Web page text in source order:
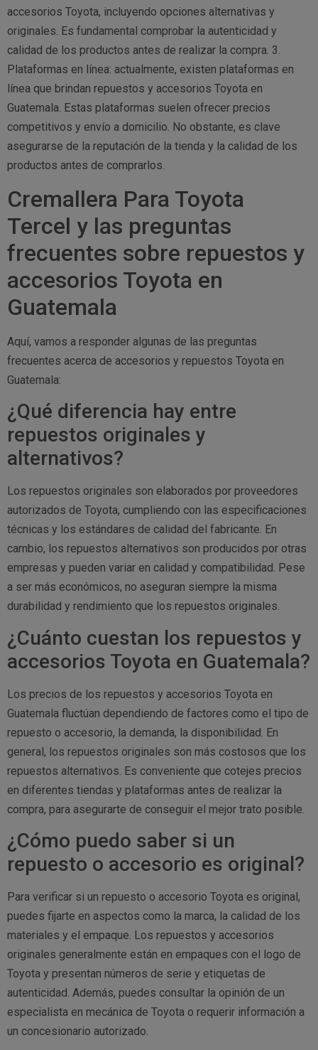
accesorios Toyota, incluyendo opciones alternativas y
originales. Es fundamental comprobar la autenticidad y
calidad de los productos antes de realizar la compra. 3.
Plataformas en línea: actualmente, existen plataformas en
línea que brindan repuestos y accesorios Toyota en
Guatemala. Estas plataformas suelen ofrecer precios
competitivos y envío a domicilio. No obstante, es clave
asegurarse de la reputación de la tienda y la calidad de los
productos antes de comprarlos.
Cremallera Para Toyota
Tercel y las preguntas
frecuentes sobre repuestos y
accesorios Toyota en
Guatemala
Aquí, vamos a responder algunas de las preguntas
frecuentes acerca de accesorios y repuestos Toyota en
Guatemala:
¿Qué diferencia hay entre
repuestos originales y
alternativos?
Los repuestos originales son elaborados por proveedores
autorizados de Toyota, cumpliendo con las especificaciones
técnicas y los estándares de calidad del fabricante. En
cambio, los repuestos alternativos son producidos por otras
empresas y pueden variar en calidad y compatibilidad. Pese
a ser más económicos, no aseguran siempre la misma
durabilidad y rendimiento que los repuestos originales.
¿Cuánto cuestan los repuestos y
accesorios Toyota en Guatemala?
Los precios de los repuestos y accesorios Toyota en
Guatemala fluctúan dependiendo de factores como el tipo de
repuesto o accesorio, la demanda, la disponibilidad. En
general, los repuestos originales son más costosos que los
repuestos alternativos. Es conveniente que cotejes precios
en diferentes tiendas y plataformas antes de realizar la
compra, para asegurarte de conseguir el mejor trato posible.
¿Cómo puedo saber si un
repuesto o accesorio es original?
Para verificar si un repuesto o accesorio Toyota es original,
puedes fijarte en aspectos como la marca, la calidad de los
materiales y el empaque. Los repuestos y accesorios
originales generalmente están en empaques con el logo de
Toyota y presentan números de serie y etiquetas de
autenticidad. Además, puedes consultar la opinión de un
especialista en mecánica de Toyota o requerir información a
un concesionario autorizado.